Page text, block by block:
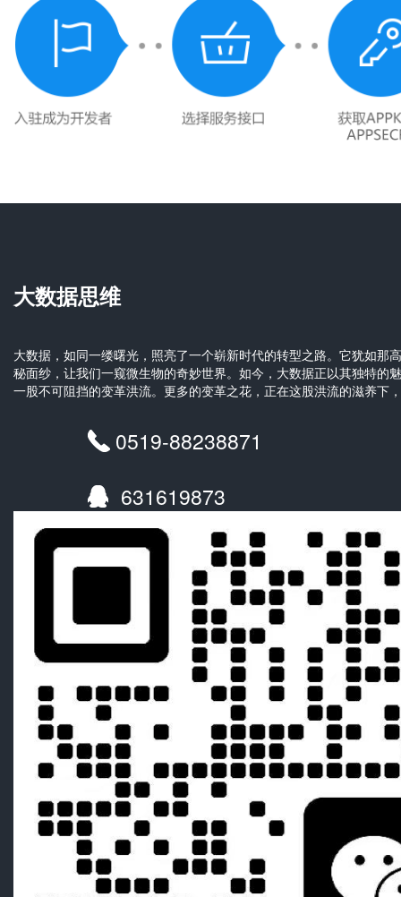
大数据思维
大数据，如同一缕曙光，照亮了一个崭新时代的转型之路。它犹如
秘面纱，让我们一窥微生物的奇妙世界。如今，大数据正以其独特的
一股不可阻挡的变革洪流。更多的变革之花，正在这股洪流的滋养下
0519-88238871
631619873